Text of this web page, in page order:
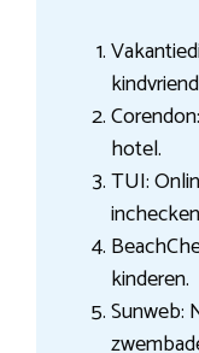
hotel.
TUI:
kinderen.
Sunweb: